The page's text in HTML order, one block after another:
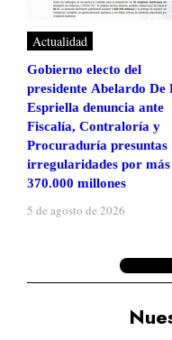
Actualidad
Gobierno electo del
presidente Abelardo De
Espriella denuncia ante
Fiscalía, Contraloría y
Procuraduría presuntas
irregularidades por más
370.000 millones
5 de agosto de 2026